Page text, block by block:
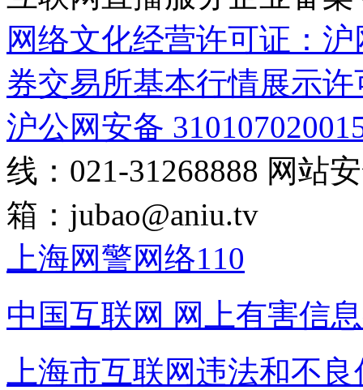
网络文化经营许可证：
券交易所基本行情展示许
沪公网安备
线：021-31268888 网站
箱： jubao@aniu.tv
上海网警网络110
中国互联网 网上有害信
上海市互联网违法和不